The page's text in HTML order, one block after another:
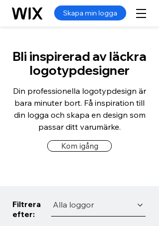
Skapa min logga
Bli inspirerad av läckra
logotypdesigner
Din professionella logotypdesign är
bara minuter bort. Få inspiration till
din logga och skapa en design som
passar ditt varumärke.
Kom igång
Filtrera
efter:
Alla loggor